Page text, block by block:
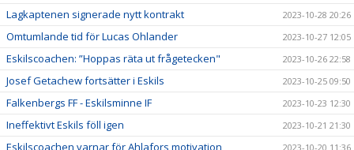
Lagkaptenen signerade nytt kontrakt 2023-10-28 20:26
Omtumlande tid för Lucas Ohlander 2023-10-27 12:05
Eskilscoachen: ”Hoppas räta ut frågetecken" 2023-10-26 22:58
Josef Getachew fortsätter i Eskils 2023-10-25 09:50
Falkenbergs FF - Eskilsminne IF 2023-10-23 12:30
Ineffektivt Eskils föll igen 2023-10-21 21:30
Eskilscoachen varnar för Ahlafors motivation 2023-10-20 11:36